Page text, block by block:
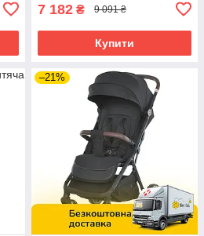
7 182 ₴ 9 091 ₴
Купити
–21%